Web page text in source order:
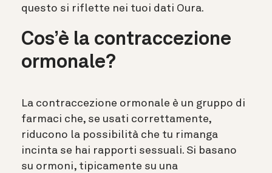
questo si riflette nei tuoi dati Oura.
Cos’è la contraccezione
ormonale?
La contraccezione ormonale è un gruppo di
farmaci che, se usati correttamente,
riducono la possibilità che tu rimanga
incinta se hai rapporti sessuali. Si basano
su ormoni, tipicamente su una